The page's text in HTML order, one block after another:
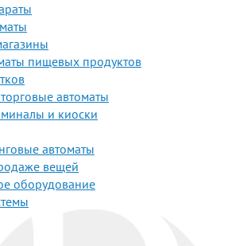
пищевых продуктов
автоматы
и киоски
автоматы
вещей
оборудование